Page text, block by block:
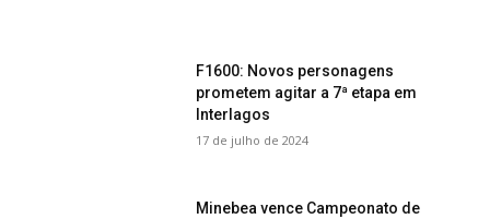
F1600: Novos personagens
prometem agitar a 7ª etapa em
Interlagos
17 de julho de 2024
Minebea vence Campeonato de